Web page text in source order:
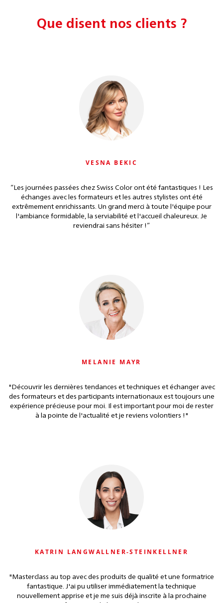
Que disent nos clients ?
VESNA BEKIC
“ Les journées passées chez Swiss Color ont été fantastiques ! Les
échanges avec les formateurs et les autres stylistes ont été
extrêmement enrichissants. Un grand merci à toute l'équipe pour
l'ambiance formidable, la serviabilité et l'accueil chaleureux. Je
reviendrai sans hésiter ! ”
MELANIE MAYR
"Découvrir les dernières tendances et techniques et échanger avec
des formateurs et des participants internationaux est toujours une
expérience précieuse pour moi. Il est important pour moi de rester
à la pointe de l'actualité et je reviens volontiers !"
KATRIN LANGWALLNER-STEINKELLNER
"Masterclass au top avec des produits de qualité et une formatrice
fantastique. J'ai pu utiliser immédiatement la technique
nouvellement apprise et je me suis déjà inscrite à la prochaine